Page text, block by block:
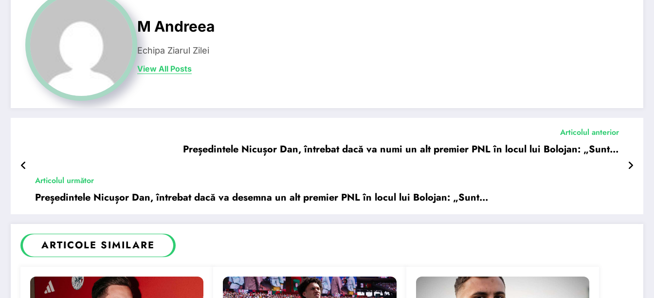
M Andreea
Echipa Ziarul Zilei
View All Posts
Articolul anterior
Președintele Nicușor Dan, întrebat dacă va numi un alt premier PNL în locul lui Bolojan: „Sunt…
Articolul următor
Președintele Nicușor Dan, întrebat dacă va desemna un alt premier PNL în locul lui Bolojan: „Sunt…
ARTICOLE SIMILARE